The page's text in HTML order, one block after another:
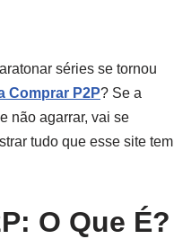
séries se tornou
Comprar P2P? Se a
não agarrar, vai se
tudo que esse site tem
O Que É?